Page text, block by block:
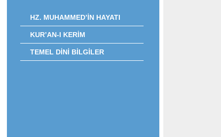
HZ. MUHAMMED’İN HAYATI
KUR’AN-I KERİM
TEMEL DİNİ BİLGİLER